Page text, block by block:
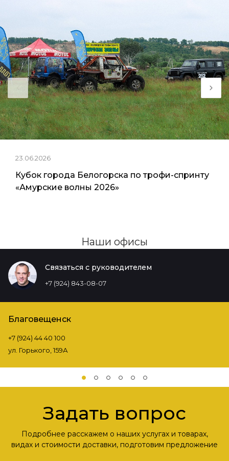
23.06.2026
Кубок города Белогорска по трофи-спринту
«Амурские волны 2026»
Наши офисы
Связаться с руководителем
+7 (924) 843-08-07
Благовещенск
+7 (924) 44 40 100
ул. Горького, 159А
Задать вопрос
Подробнее расскажем о наших услугах и товарах,
видах и стоимости доставки, подготовим предложение